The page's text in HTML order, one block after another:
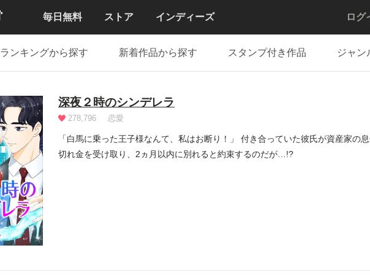
毎日無料 ストア インディーズ ログ
ランキングから探す 新着作品から探す スタンプ付き作品 ジャン
深夜２時のシンデレラ
278,796 恋愛
「白馬に乗った王子様なんて、私はお断り！」 付き合っていた彼氏が資産家の
切れ金を受け取り、2ヵ月以内に別れると約束するのだが…!?